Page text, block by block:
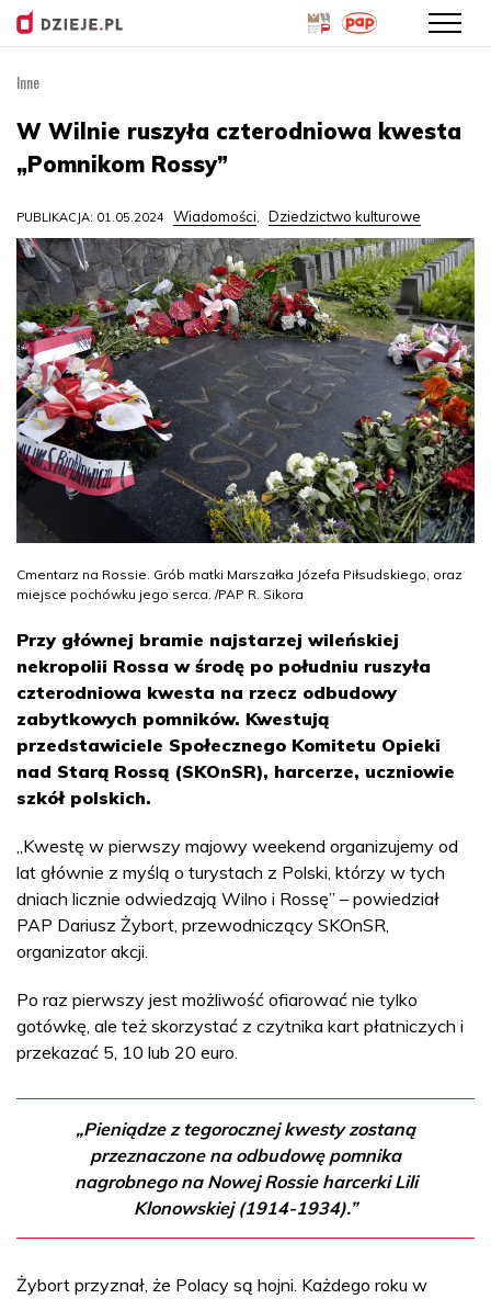
treści
Inne
W Wilnie ruszyła czterodniowa kwesta
„Pomnikom Rossy”
PUBLIKACJA: 01.05.2024 Wiadomości, Dziedzictwo kulturowe
Cmentarz na Rossie. Grób matki Marszałka Józefa Piłsudskiego, oraz
miejsce pochówku jego serca. /PAP R. Sikora
Przy głównej bramie najstarzej wileńskiej
nekropolii Rossa w środę po południu ruszyła
czterodniowa kwesta na rzecz odbudowy
zabytkowych pomników. Kwestują
przedstawiciele Społecznego Komitetu Opieki
nad Starą Rossą (SKOnSR), harcerze, uczniowie
szkół polskich.
„Kwestę w pierwszy majowy weekend organizujemy od
lat głównie z myślą o turystach z Polski, którzy w tych
dniach licznie odwiedzają Wilno i Rossę” – powiedział
PAP Dariusz Żybort, przewodniczący SKOnSR,
organizator akcji.
Po raz pierwszy jest możliwość ofiarować nie tylko
gotówkę, ale też skorzystać z czytnika kart płatniczych i
przekazać 5, 10 lub 20 euro.
„Pieniądze z tegorocznej kwesty zostaną
przeznaczone na odbudowę pomnika
nagrobnego na Nowej Rossie harcerki Lili
Klonowskiej (1914-1934).”
Żybort przyznał, że Polacy są hojni. Każdego roku w